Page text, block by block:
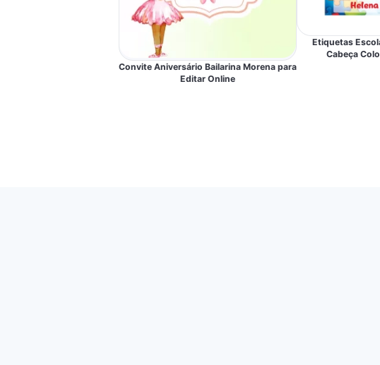
Convite Aniversário Bailarina Morena para
Editar Online
Etiquetas
Cabeça